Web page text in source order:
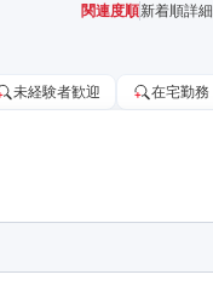
関連度順新着順詳
未経験者歓迎 在宅勤務